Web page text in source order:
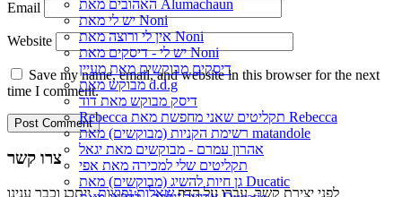
האהובים מאת Alumachaun
יש לי מאת Noni
אין לי ורוצה מאת Noni
יש לי - דיסקים מאת Noni
דיסקים מבוקשים מאת מעיין
מבוקש מאת d.d.g
דיסק מבוקש מאת דוד
Rebecca תקליטים שאני מחפשת מאת Rebecca
רשימת הקניות (מבוקשים) מאת matandole
אהרון עמרם - מבוקשים מאת יגאל
תקליטים שלי למכירה מאת אפי
גן חיות להשיג (מבוקשים) מאת Ducatic
Email
Website
Save my name, email, and website in this browser for the next
time I comment.
צרו קשר
לפני יצירת קשר, עברו על הדףשאלות נפוצות, ייתכן וכבר ענינו